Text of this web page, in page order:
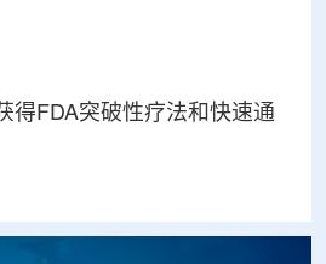
得FDA突破性疗法和快速通